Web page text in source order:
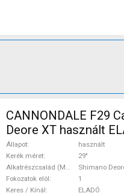
CANNONDALE F29
Deore XT használt
Állapot
használt
Kerék méret
29"
Alkatrészcsalád (MTB)
Shimano
Fokozatok elöl
1
Keres / Kínál
ELADÓ